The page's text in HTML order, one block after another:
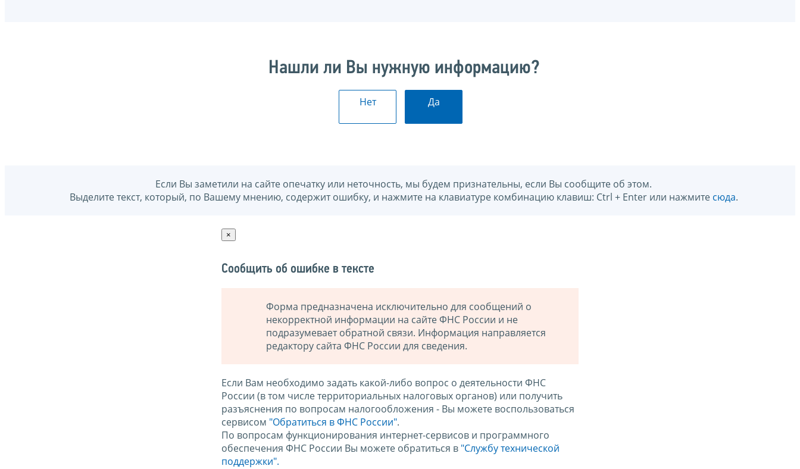
Нашли ли Вы нужную информацию?
Нет Да
Если Вы заметили на сайте опечатку или неточность, мы будем признательны, если Вы сообщите об этом.
Выделите текст, который, по Вашему мнению, содержит ошибку, и нажмите на клавиатуре комбинацию клавиш: Ctrl + Enter или нажмите сюда.
×
Сообщить об ошибке в тексте
Форма предназначена исключительно для сообщений о
некорректной информации на сайте ФНС России и не
подразумевает обратной связи. Информация направляется
редактору сайта ФНС России для сведения.
Если Вам необходимо задать какой-либо вопрос о деятельности ФНС
России (в том числе территориальных налоговых органов) или получить
разъяснения по вопросам налогообложения - Вы можете воспользоваться
сервисом "Обратиться в ФНС России".
По вопросам функционирования интернет-сервисов и программного
обеспечения ФНС России Вы можете обратиться в "Службу технической
поддержки".